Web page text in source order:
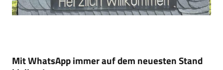
Mit WhatsApp immer auf dem neuesten Stand